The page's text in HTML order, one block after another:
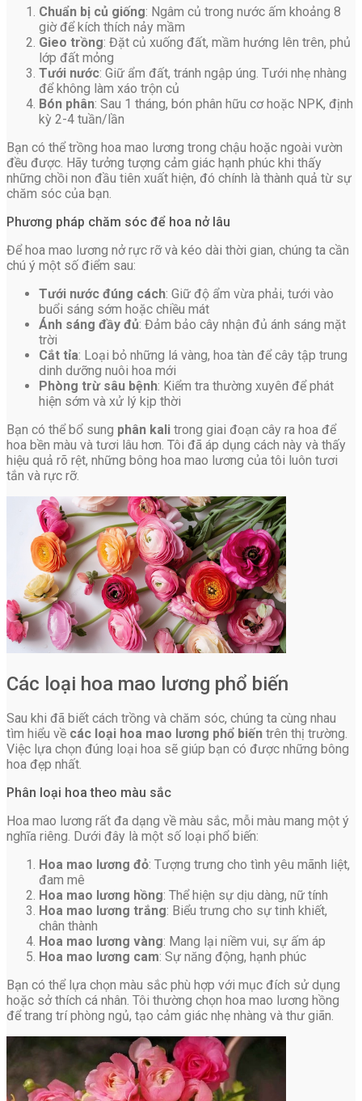
Chuẩn bị củ giống: Ngâm củ trong nước ấm khoảng 8
giờ để kích thích nảy mầm
Gieo trồng: Đặt củ xuống đất, mầm hướng lên trên, phủ
lớp đất mỏng
Tưới nước: Giữ ẩm đất, tránh ngập úng. Tưới nhẹ nhàng
để không làm xáo trộn củ
Bón phân: Sau 1 tháng, bón phân hữu cơ hoặc NPK, định
kỳ 2-4 tuần/lần
Bạn có thể trồng hoa mao lương trong chậu hoặc ngoài vườn
đều được. Hãy tưởng tượng cảm giác hạnh phúc khi thấy
những chồi non đầu tiên xuất hiện, đó chính là thành quả từ sự
chăm sóc của bạn.
Phương pháp chăm sóc để hoa nở lâu
Để hoa mao lương nở rực rỡ và kéo dài thời gian, chúng ta cần
chú ý một số điểm sau:
Tưới nước đúng cách: Giữ độ ẩm vừa phải, tưới vào
buổi sáng sớm hoặc chiều mát
Ánh sáng đầy đủ: Đảm bảo cây nhận đủ ánh sáng mặt
trời
Cắt tỉa: Loại bỏ những lá vàng, hoa tàn để cây tập trung
dinh dưỡng nuôi hoa mới
Phòng trừ sâu bệnh: Kiểm tra thường xuyên để phát
hiện sớm và xử lý kịp thời
Bạn có thể bổ sung phân kali trong giai đoạn cây ra hoa để
hoa bền màu và tươi lâu hơn. Tôi đã áp dụng cách này và thấy
hiệu quả rõ rệt, những bông hoa mao lương của tôi luôn tươi
tắn và rực rỡ.
Các loại hoa mao lương phổ biến
Sau khi đã biết cách trồng và chăm sóc, chúng ta cùng nhau
tìm hiểu về các loại hoa mao lương phổ biến trên thị trường.
Việc lựa chọn đúng loại hoa sẽ giúp bạn có được những bông
hoa đẹp nhất.
Phân loại hoa theo màu sắc
Hoa mao lương rất đa dạng về màu sắc, mỗi màu mang một ý
nghĩa riêng. Dưới đây là một số loại phổ biến:
Hoa mao lương đỏ: Tượng trưng cho tình yêu mãnh liệt,
đam mê
Hoa mao lương hồng: Thể hiện sự dịu dàng, nữ tính
Hoa mao lương trắng: Biểu trưng cho sự tinh khiết,
chân thành
Hoa mao lương vàng: Mang lại niềm vui, sự ấm áp
Hoa mao lương cam: Sự năng động, hạnh phúc
Bạn có thể lựa chọn màu sắc phù hợp với mục đích sử dụng
hoặc sở thích cá nhân. Tôi thường chọn hoa mao lương hồng
để trang trí phòng ngủ, tạo cảm giác nhẹ nhàng và thư giãn.